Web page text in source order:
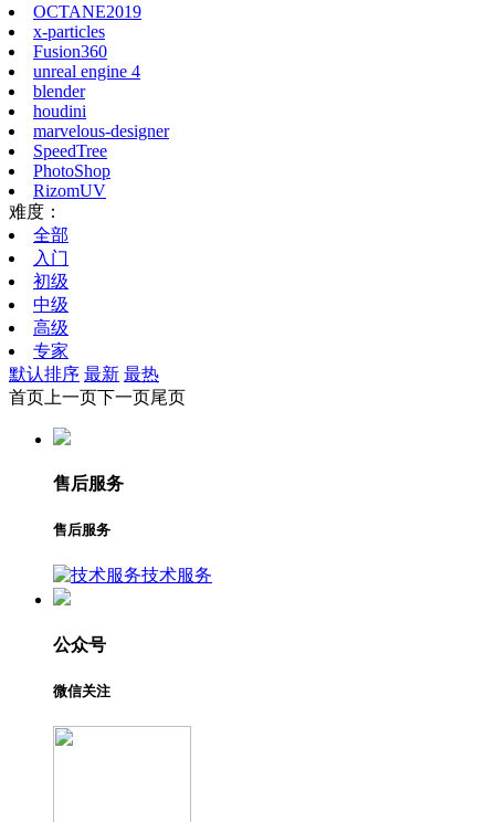
OCTANE2019
x-particles
Fusion360
unreal engine 4
blender
houdini
marvelous-designer
SpeedTree
PhotoShop
RizomUV
难度：
全部
入门
初级
中级
高级
专家
默认排序 最新 最热
首页 上一页下一页尾页
售后服务
售后服务
技术服务
公众号
微信关注